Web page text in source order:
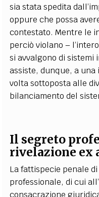
sia stata spedita
oppure che possa
contestato. Mentre le
perciò violano –
si avvalgono di
assiste, dunque, a
volta sottoposta alle
bilanciamento del
Il segreto
rivelazione ex
La fattispecie penale
professionale, di cui
consacrazione